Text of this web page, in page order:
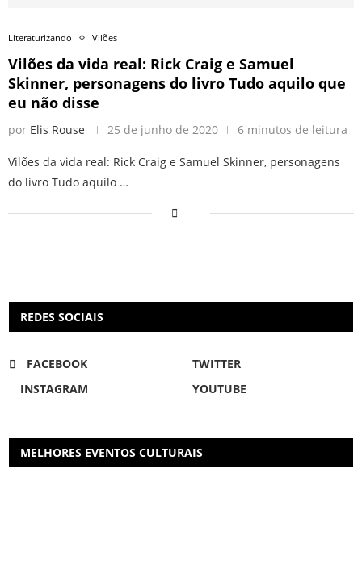
Literaturizando Vilões
Vilões da vida real: Rick Craig e Samuel
Skinner, personagens do livro Tudo aquilo que
eu não disse
por Elis Rouse 25 de junho de 2020 6 minutos de leitura
Vilões da vida real: Rick Craig e Samuel Skinner, personagens
do livro Tudo aquilo …
REDES SOCIAIS
FACEBOOK
TWITTER
INSTAGRAM
YOUTUBE
MELHORES EVENTOS CULTURAIS